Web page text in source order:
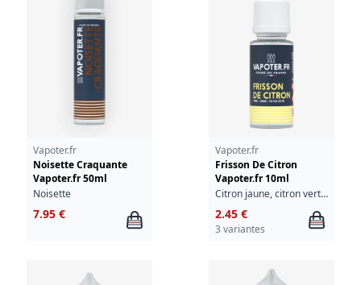
Vapoter.fr
Noisette Craquante
Vapoter.fr 50ml
Noisette
7.95 €
Vapoter.fr
Frisson De Citron
Vapoter.fr 10ml
Citron jaune, citron vert, fraîcheur
2.45 €
3 variantes